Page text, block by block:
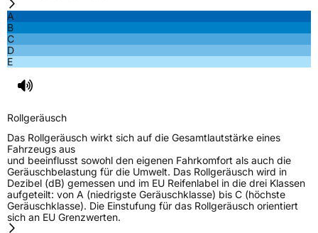
A
B
C
D
E
Rollgeräusch
Das Rollgeräusch wirkt sich auf die Gesamtlautstärke eines
Fahrzeugs aus
und beeinflusst sowohl den eigenen Fahrkomfort als auch die
Geräuschbelastung für die Umwelt. Das Rollgeräusch wird in
Dezibel (dB) gemessen und im EU Reifenlabel in die drei Klassen
aufgeteilt: von A (niedrigste Geräuschklasse) bis C (höchste
Geräuschklasse). Die Einstufung für das Rollgeräusch orientiert
sich an EU Grenzwerten.